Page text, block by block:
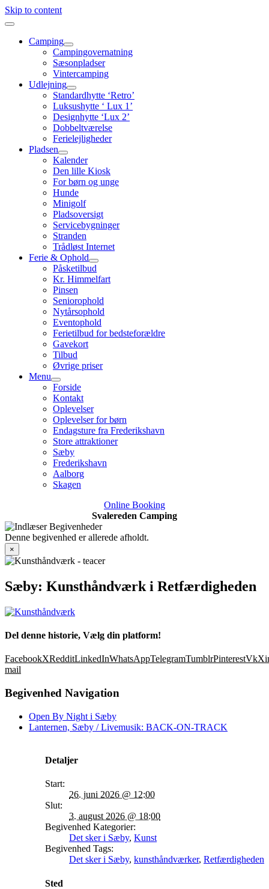
Skip to content
Camping
Campingovernatning
Sæsonpladser
Vintercamping
Udlejning
Standardhytte ‘Retro’
Luksushytte ‘ Lux 1’
Designhytte ‘Lux 2’
Dobbeltværelse
Ferielejligheder
Pladsen
Kalender
Den lille Kiosk
For børn og unge
Hunde
Minigolf
Pladsoversigt
Servicebygninger
Stranden
Trådløst Internet
Ferie & Ophold
Påsketilbud
Kr. Himmelfart
Pinsen
Seniorophold
Nytårsophold
Eventophold
Ferietilbud for bedsteforældre
Gavekort
Tilbud
Øvrige priser
Menu
Forside
Kontakt
Oplevelser
Oplevelser for børn
Endagsture fra Frederikshavn
Store attraktioner
Sæby
Frederikshavn
Aalborg
Skagen
Online Booking
Svalereden Camping
Denne begivenhed er allerede afholdt.
×
Sæby: Kunsthåndværk i Retfærdigheden
Del denne historie, Vælg din platform!
FacebookXRedditLinkedInWhatsAppTelegramTumblrPinterestVk
mail
Begivenhed Navigation
Open By Night i Sæby
Lanternen, Sæby / Livemusik: BACK-ON-TRACK
Detaljer
Start:
26. juni 2026 @ 12:00
Slut:
3. august 2026 @ 18:00
Begivenhed Kategorier:
Det sker i Sæby, Kunst
Begivenhed Tags:
Det sker i Sæby, kunsthåndværker, Retfærdigheden
Sted